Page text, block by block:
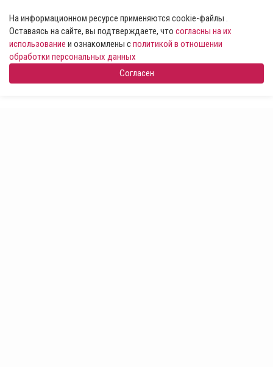
На информационном ресурсе применяются cookie-файлы .
Оставаясь на сайте, вы подтверждаете, что согласны на их
использование и ознакомлены сполитикой в отношении
обработки персональных данных
Согласен